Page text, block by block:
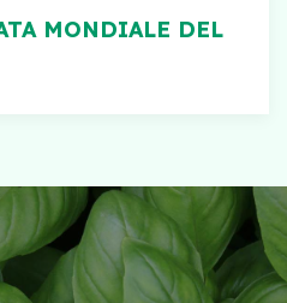
MONDIALE DEL